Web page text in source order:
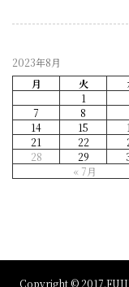
2023年8月
月
火
« 7月
1
7
8
14
15
21
22
28
29
Copyright ©